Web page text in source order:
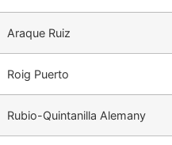
Araque Ruiz
Roig Puerto
Rubio-Quintanilla Alemany